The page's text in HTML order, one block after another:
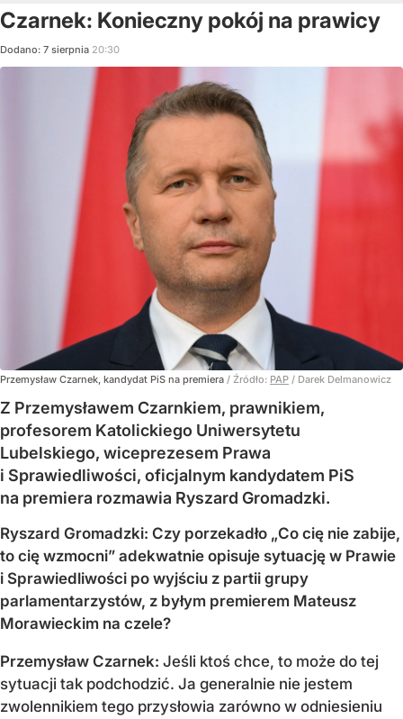
Czarnek: Konieczny pokój na prawicy
Dodano: 7 sierpnia 20:30
Przemysław Czarnek, kandydat PiS na premiera / Źródło: PAP / Darek Delmanowicz
Z Przemysławem Czarnkiem, prawnikiem,
profesorem Katolickiego Uniwersytetu
Lubelskiego, wiceprezesem Prawa
i Sprawiedliwości, oficjalnym kandydatem PiS
na premiera rozmawia Ryszard Gromadzki.
Ryszard Gromadzki: Czy porzekadło „Co cię nie zabije,
to cię wzmocni” adekwatnie opisuje sytuację w Prawie
i Sprawiedliwości po wyjściu z partii grupy
parlamentarzystów, z byłym premierem Mateusz
Morawieckim na czele?
Przemysław Czarnek: Jeśli ktoś chce, to może do tej
sytuacji tak podchodzić. Ja generalnie nie jestem
zwolennikiem tego przysłowia zarówno w odniesieniu